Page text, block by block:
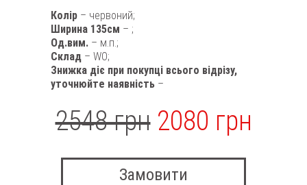
Колір – червоний;
Ширина 135см – ;
Од.вим. – м.п.;
Склад – WO;
Знижка діє при покупці всього відрізу,
уточнюйте наявність –
2548 грн 2080 грн
Замовити